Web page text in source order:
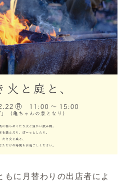
に月替わりの出店者によ